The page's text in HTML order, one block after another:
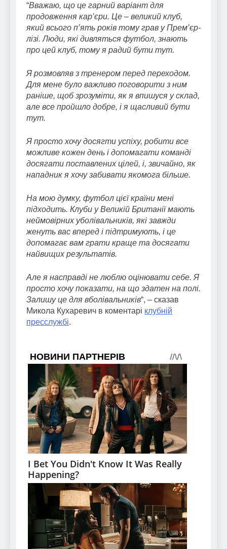
“Вважаю, що це гарний варіант для
продовження кар’єри. Це – великий клуб,
який всього п’ять років тому грав у Прем’єр-
лізі. Люди, які дивляться футбол, знають
про цей клуб, тому я радий бути тут.
Я розмовляв з тренером перед переходом.
Для мене було важливо поговорити з ним
раніше, щоб зрозуміти, як я впишуся у склад,
але все пройшло добре, і я щасливий бути
тут.
Я просто хочу досягти успіху, робити все
можливе кожен день і допомагати команді
досягати поставлених цілей, і, звичайно, як
нападник я хочу забивати якомога більше.
На мою думку, футбол цієї країни мені
підходить. Клуби у Великій Британії мають
неймовірних уболівальників, які завжди
женуть вас вперед і підтримують, і це
допомагає вам грати краще та досягати
найвищих результатів.
Але я насправді не люблю оцінювати себе. Я
просто хочу показати, на що здатен на полі.
Залишу це для вболівальників“, – сказав
Микола Кухаревич в коментарі клубній
пресслужбі.